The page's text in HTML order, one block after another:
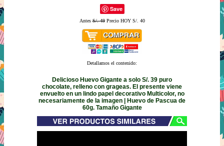
Save
AntesS/. 49Precio HOY S/. 40
Detallamos el contenido:
Delicioso Huevo Gigante a solo S/. 39 puro
chocolate, relleno con grageas. El presente viene
envuelto en un lindo papel decorativo Multicolor, no
necesariamente de la imagen | Huevo de Pascua de
60g. Tamaño Gigante